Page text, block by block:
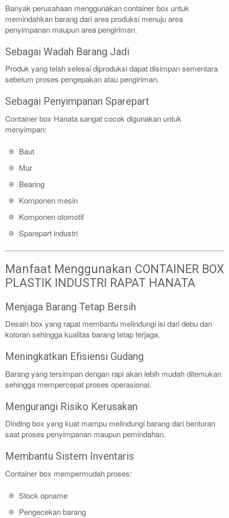
Banyak perusahaan menggunakan container box untuk
memindahkan barang dari area produksi menuju area
penyimpanan maupun area pengiriman.
Sebagai Wadah Barang Jadi
Produk yang telah selesai diproduksi dapat disimpan sementara
sebelum proses pengepakan atau pengiriman.
Sebagai Penyimpanan Sparepart
Container box Hanata sangat cocok digunakan untuk
menyimpan:
Baut
Mur
Bearing
Komponen mesin
Komponen otomotif
Sparepart industri
Manfaat Menggunakan CONTAINER BOX
PLASTIK INDUSTRI RAPAT HANATA
Menjaga Barang Tetap Bersih
Desain box yang rapat membantu melindungi isi dari debu dan
kotoran sehingga kualitas barang tetap terjaga.
Meningkatkan Efisiensi Gudang
Barang yang tersimpan dengan rapi akan lebih mudah ditemukan
sehingga mempercepat proses operasional.
Mengurangi Risiko Kerusakan
Dinding box yang kuat mampu melindungi barang dari benturan
saat proses penyimpanan maupun pemindahan.
Membantu Sistem Inventaris
Container box mempermudah proses:
Stock opname
Pengecekan barang